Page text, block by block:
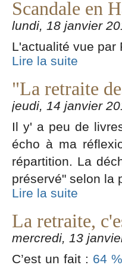
Scandale en
lundi, 18 janvier
L'actualité vue par
Lire la suite
"La retraite
jeudi, 14 janvier
Il y' a peu de
écho à ma
répartition. La
préservé" selon la
Lire la suite
La retraite,
mercredi, 13
C’est un fait : 64